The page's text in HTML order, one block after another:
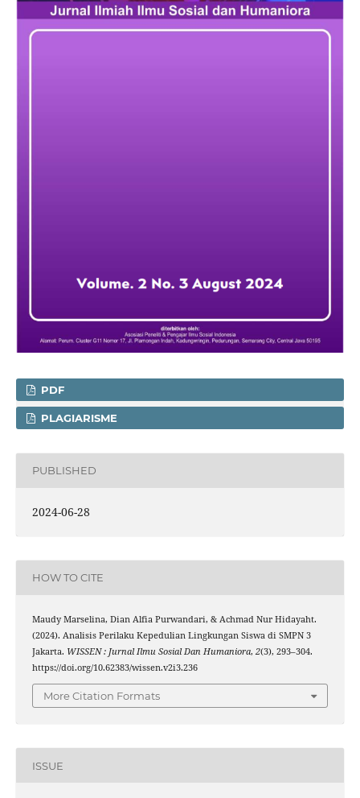
PDF
PLAGIARISME
PUBLISHED
2024-06-28
HOW TO CITE
Maudy Marselina, Dian Alfia Purwandari, & Achmad Nur Hidayaht.
(2024). Analisis Perilaku Kepedulian Lingkungan Siswa di SMPN 3
Jakarta. WISSEN : Jurnal Ilmu Sosial Dan Humaniora, 2(3), 293–304.
https://doi.org/10.62383/wissen.v2i3.236
More Citation Formats
ISSUE